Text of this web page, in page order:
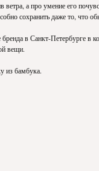
ветра, а про умение его
сохранить даже то, что
в Санкт-Петербурге в
вещи.
из бамбука.